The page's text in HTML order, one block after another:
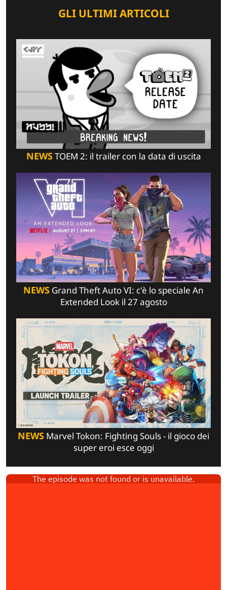
GLI ULTIMI ARTICOLI
NEWSTOEM 2: il trailer con la data di uscita
NEWS Grand Theft Auto VI: c'è lo speciale An
Extended Look il 27 agosto
NEWS Marvel Tokon: Fighting Souls - il gioco dei
super eroi esce oggi